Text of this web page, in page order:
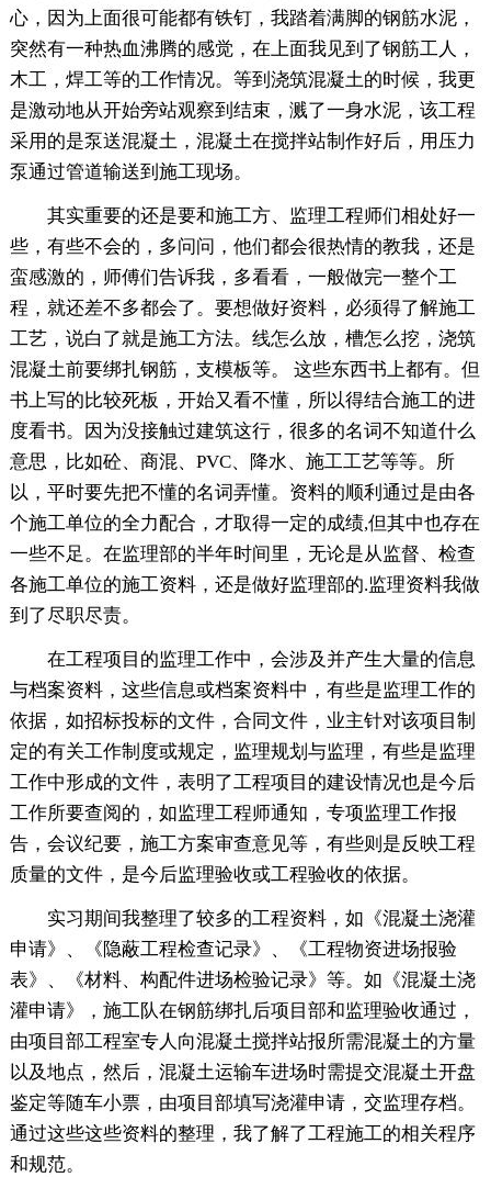
心，因为上面很可能都有铁钉，我踏着满脚的钢筋水泥，
突然有一种热血沸腾的感觉，在上面我见到了钢筋工人，
木工，焊工等的工作情况。等到浇筑混凝土的时候，我更
是激动地从开始旁站观察到结束，溅了一身水泥，该工程
采用的是泵送混凝土，混凝土在搅拌站制作好后，用压力
泵通过管道输送到施工现场。
其实重要的还是要和施工方、监理工程师们相处好一
些，有些不会的，多问问，他们都会很热情的教我，还是
蛮感激的，师傅们告诉我，多看看，一般做完一整个工
程，就还差不多都会了。要想做好资料，必须得了解施工
工艺，说白了就是施工方法。线怎么放，槽怎么挖，浇筑
混凝土前要绑扎钢筋，支模板等。 这些东西书上都有。但
书上写的比较死板，开始又看不懂，所以得结合施工的进
度看书。因为没接触过建筑这行，很多的名词不知道什么
意思，比如砼、商混、PVC、降水、施工工艺等等。所
以，平时要先把不懂的名词弄懂。资料的顺利通过是由各
个施工单位的全力配合，才取得一定的成绩,但其中也存在
一些不足。在监理部的半年时间里，无论是从监督、检查
各施工单位的施工资料，还是做好监理部的.监理资料我做
到了尽职尽责。
在工程项目的监理工作中，会涉及并产生大量的信息
与档案资料，这些信息或档案资料中，有些是监理工作的
依据，如招标投标的文件，合同文件，业主针对该项目制
定的有关工作制度或规定，监理规划与监理，有些是监理
工作中形成的文件，表明了工程项目的建设情况也是今后
工作所要查阅的，如监理工程师通知，专项监理工作报
告，会议纪要，施工方案审查意见等，有些则是反映工程
质量的文件，是今后监理验收或工程验收的依据。
实习期间我整理了较多的工程资料，如《混凝土浇灌
申请》、《隐蔽工程检查记录》、《工程物资进场报验
表》、《材料、构配件进场检验记录》等。如《混凝土浇
灌申请》，施工队在钢筋绑扎后项目部和监理验收通过，
由项目部工程室专人向混凝土搅拌站报所需混凝土的方量
以及地点，然后，混凝土运输车进场时需提交混凝土开盘
鉴定等随车小票，由项目部填写浇灌申请，交监理存档。
通过这些这些资料的整理，我了解了工程施工的相关程序
和规范。